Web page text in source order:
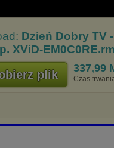
Dzień Dobry TV
XViD-
plik 337,99
Czas